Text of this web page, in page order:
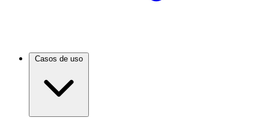
Casos de uso